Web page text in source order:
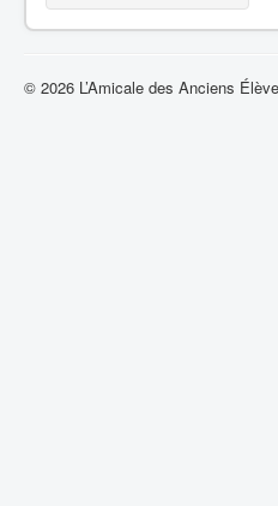
© 2026 L’Amicale des Anciens